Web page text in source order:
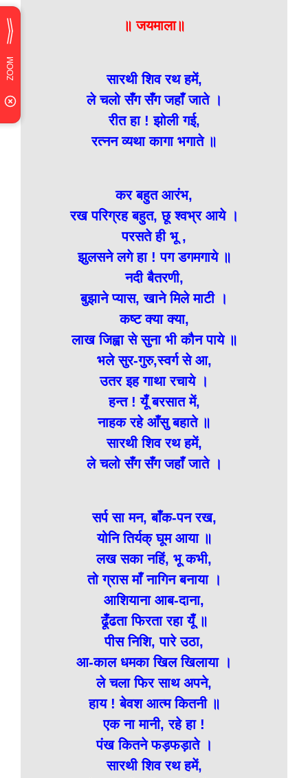
॥ जयमाला॥
सारथी शिव रथ हमें,
ले चलो सँग सँग जहाँ जाते ।
रीत हा ! झोली गई,
रत्नन व्यथा कागा भगाते ॥
कर बहुत आरंभ,
रख परिग्रह बहुत, छू श्वभ्र आये ।
परसते ही भू ,
झुलसने लगे हा ! पग डगमगाये ॥
नदी बैतरणी,
बुझाने प्यास, खाने मिले माटी ।
कष्ट क्या क्या,
लाख जिह्वा से सुना भी कौन पाये ॥
भले सुर-गुरु,स्वर्ग से आ,
उतर इह गाथा रचाये ।
हन्त ! यूँ बरसात में,
नाहक रहे आँसु बहाते ॥
सारथी शिव रथ हमें,
ले चलो सँग सँग जहाँ जाते ।
सर्प सा मन, बाँक-पन रख,
योनि तिर्यक् घूम आया ॥
लख सका नहिं, भू कभी,
तो ग्रास माँ नागिन बनाया ।
आशियाना आब-दाना,
ढूँढता फिरता रहा यूँ ॥
पीस निशि, पारे उठा,
आ-काल धमका खिल खिलाया ।
ले चला फिर साथ अपने,
हाय ! बेवश आत्म कितनी ॥
एक ना मानी, रहे हा !
पंख कितने फड़फड़ाते ।
सारथी शिव रथ हमें,